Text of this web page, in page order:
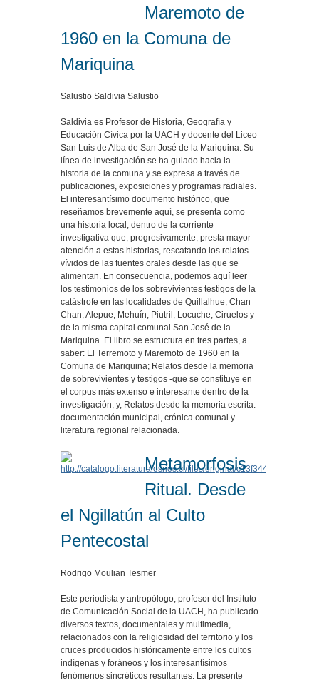
Maremoto de
1960 en la Comuna de
Mariquina
Salustio Saldivia Salustio
Saldivia es Profesor de Historia, Geografía y
Educación Cívica por la UACH y docente del Liceo
San Luis de Alba de San José de la Mariquina. Su
línea de investigación se ha guiado hacia la
historia de la comuna y se expresa a través de
publicaciones, exposiciones y programas radiales.
El interesantísimo documento histórico, que
reseñamos brevemente aquí, se presenta como
una historia local, dentro de la corriente
investigativa que, progresivamente, presta mayor
atención a estas historias, rescatando los relatos
vívidos de las fuentes orales desde las que se
alimentan. En consecuencia, podemos aquí leer
los testimonios de los sobrevivientes testigos de la
catástrofe en las localidades de Quillalhue, Chan
Chan, Alepue, Mehuín, Piutril, Locuche, Ciruelos y
de la misma capital comunal San José de la
Mariquina. El libro se estructura en tres partes, a
saber: El Terremoto y Maremoto de 1960 en la
Comuna de Mariquina; Relatos desde la memoria
de sobrevivientes y testigos -que se constituye en
el corpus más extenso e interesante dentro de la
investigación; y, Relatos desde la memoria escrita:
documentación municipal, crónica comunal y
literatura regional relacionada.
Metamorfosis
Ritual. Desde
el Ngillatún al Culto
Pentecostal
Rodrigo Moulian Tesmer
Este periodista y antropólogo, profesor del Instituto
de Comunicación Social de la UACH, ha publicado
diversos textos, documentales y multimedia,
relacionados con la religiosidad del territorio y los
cruces producidos históricamente entre los cultos
indígenas y foráneos y los interesantísimos
fenómenos sincréticos resultantes. La presente